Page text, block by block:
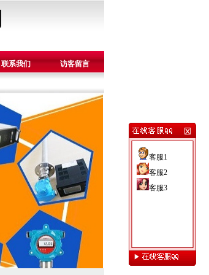
联系我们 访客留言